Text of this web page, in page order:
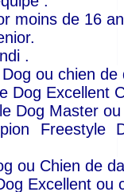
moins de 16
.
ou chien
Dog Excellent
Dog Master
ou Chien de
Excellent ou